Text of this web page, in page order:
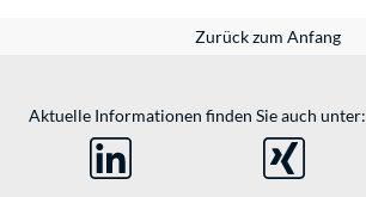
Zurück zum Anfang
Aktuelle Informationen finden Sie auch unter: